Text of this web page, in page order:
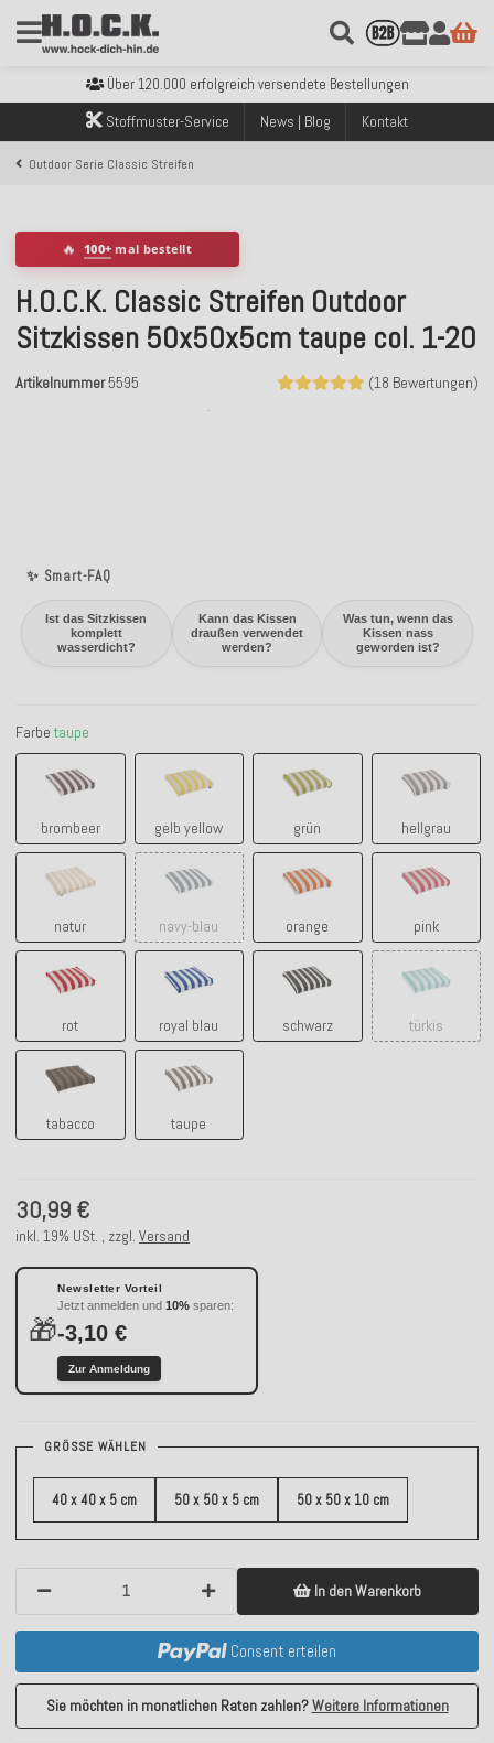
Über 120.000 erfolgreich versendete Bestellungen
Sicher bezahlen mit Klarna, PayPal & Amazon Pay
Kostenloser Versand innerhalb Deutschlands ab 99€ Bestellwert
Über 120.000 erfolgreich versendete Bestellungen
Sicher bezahlen mit Klarna, PayPal & Amazon Pay
Stoffmuster-Service News | Blog Kontakt
Outdoor Serie Classic Streifen
✨ Smart-FAQ
Ist das Sitzkissen
komplett
wasserdicht?
Kann das Kissen
draußen verwendet
werden?
Was tun, wenn das
Kissen nass
geworden ist?
🔥 100+ mal bestellt
H.O.C.K. Classic Streifen Outdoor
Sitzkissen 50x50x5cm taupe col. 1-20
(18 Bewertungen)
Artikelnummer5595
Farbe taupe
brombeer
brombeer
gelb yellow
gelb yellow
grün
grün
hellgrau
natur
natur
navy-blau
navy-blau
orange pink
pink
rot
rot
royal blau
royal blau
schwarz
schwarz
türkis
tabacco taupe
30,99 €
inkl. 19% USt. , zzgl. Versand
🎁
Newsletter Vorteil
Jetzt anmelden und 10% sparen:
-3,10 €
Zur Anmeldung
GRÖSSE WÄHLEN
40 x 40 x 5 cm 50 x 50 x 5 cm 50 x 50 x 10 cm
In den Warenkorb
Consent erteilen
Sie möchten in monatlichen Raten zahlen?Weitere Informationen